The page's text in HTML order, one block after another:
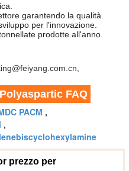
garantendo la qualità.
per l'innovazione.
prodotte all'anno.
Polyaspartic FAQ
PACM ,
,
prezzo per